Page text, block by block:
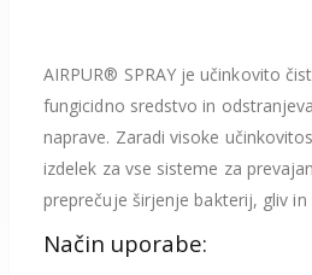
AIRPUR® SPRAY je učinkovito
fungicidno sredstvo in
naprave. Zaradi visoke
izdelek za vse sisteme za
preprečuje širjenje bakterij, gliv
Način uporabe: